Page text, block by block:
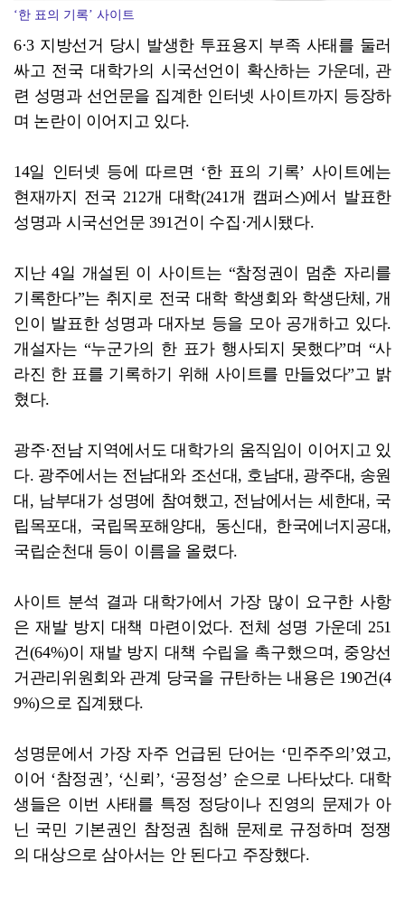
‘한 표의 기록’ 사이트
6·3 지방선거 당시 발생한 투표용지 부족 사태를 둘러
싸고 전국 대학가의 시국선언이 확산하는 가운데, 관
련 성명과 선언문을 집계한 인터넷 사이트까지 등장하
며 논란이 이어지고 있다.
14일 인터넷 등에 따르면 ‘한 표의 기록’ 사이트에는
현재까지 전국 212개 대학(241개 캠퍼스)에서 발표한
성명과 시국선언문 391건이 수집·게시됐다.
지난 4일 개설된 이 사이트는 “참정권이 멈춘 자리를
기록한다”는 취지로 전국 대학 학생회와 학생단체, 개
인이 발표한 성명과 대자보 등을 모아 공개하고 있다.
개설자는 “누군가의 한 표가 행사되지 못했다”며 “사
라진 한 표를 기록하기 위해 사이트를 만들었다”고 밝
혔다.
광주·전남 지역에서도 대학가의 움직임이 이어지고 있
다. 광주에서는 전남대와 조선대, 호남대, 광주대, 송원
대, 남부대가 성명에 참여했고, 전남에서는 세한대, 국
립목포대, 국립목포해양대, 동신대, 한국에너지공대,
국립순천대 등이 이름을 올렸다.
사이트 분석 결과 대학가에서 가장 많이 요구한 사항
은 재발 방지 대책 마련이었다. 전체 성명 가운데 251
건(64%)이 재발 방지 대책 수립을 촉구했으며, 중앙선
거관리위원회와 관계 당국을 규탄하는 내용은 190건(4
9%)으로 집계됐다.
성명문에서 가장 자주 언급된 단어는 ‘민주주의’였고,
이어 ‘참정권’, ‘신뢰’, ‘공정성’ 순으로 나타났다. 대학
생들은 이번 사태를 특정 정당이나 진영의 문제가 아
닌 국민 기본권인 참정권 침해 문제로 규정하며 정쟁
의 대상으로 삼아서는 안 된다고 주장했다.